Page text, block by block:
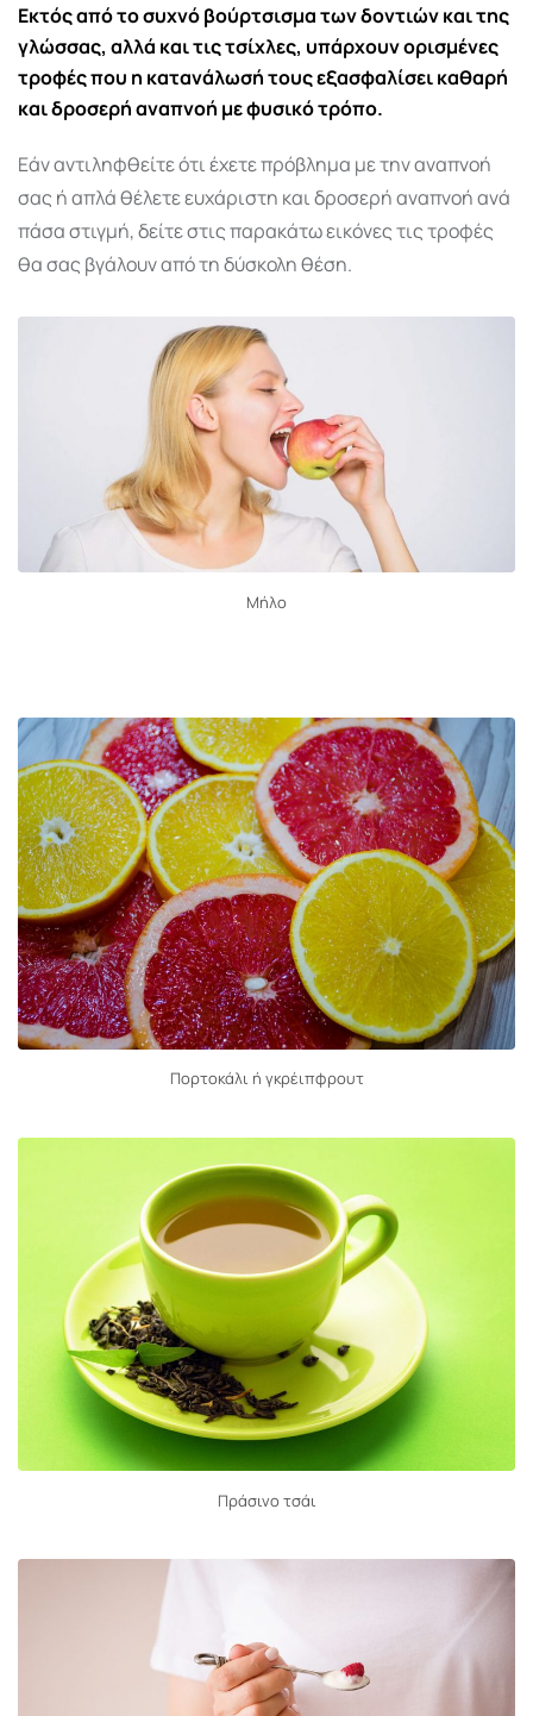
Εκτός από το συχνό βούρτσισμα των δοντιών και της
γλώσσας, αλλά και τις τσίχλες, υπάρχουν ορισμένες
τροφές που η κατανάλωσή τους εξασφαλίσει καθαρή
και δροσερή αναπνοή με φυσικό τρόπο.
Εάν αντιληφθείτε ότι έχετε πρόβλημα με την αναπνοή
σας ή απλά θέλετε ευχάριστη και δροσερή αναπνοή ανά
πάσα στιγμή, δείτε στις παρακάτω εικόνες τις τροφές
θα σας βγάλουν από τη δύσκολη θέση.
Μήλο
Πορτοκάλι ή γκρέιπφρουτ
Πράσινο τσάι